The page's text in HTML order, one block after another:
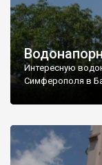
Интересную
Симферополя в